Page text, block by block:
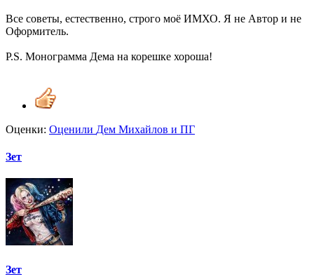
Все советы, естественно, строго моё ИМХО. Я не Автор и не
Оформитель.
P.S. Монограмма Дема на корешке хороша!
Оценки: Оценили Дем Михайлов и ПГ
Зет
Зет